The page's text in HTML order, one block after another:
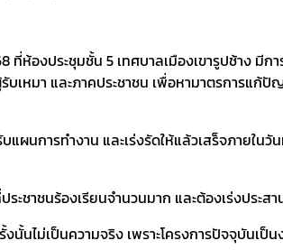
ห้องประชุมชั้น 5 เทศบาลเมืองเขารูปช้าง มี
บเหมา และภาคประชาชน เพื่อหามาตรการแ
แผนการทำงาน และเร่งรัดให้แล้วเสร็จภายใ
ะชาชนร้องเรียนจำนวนมาก และต้องเร่งประส
นั้นไม่เป็นความจริง เพราะโครงการปัจจุบันเป็